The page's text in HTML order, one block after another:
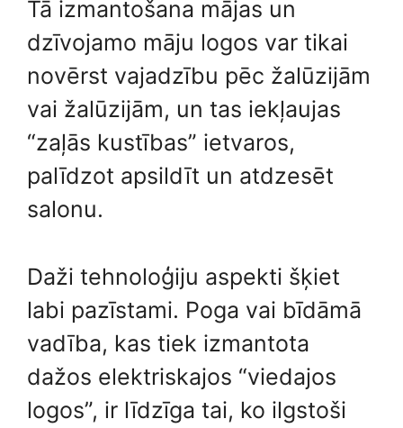
Tā izmantošana mājas un
dzīvojamo māju logos var tikai
novērst vajadzību pēc žalūzijām
vai žalūzijām, un tas iekļaujas
“zaļās kustības” ietvaros,
palīdzot apsildīt un atdzesēt
salonu.
Daži tehnoloģiju aspekti šķiet
labi pazīstami. Poga vai bīdāmā
vadība, kas tiek izmantota
dažos elektriskajos “viedajos
logos”, ir līdzīga tai, ko ilgstoši